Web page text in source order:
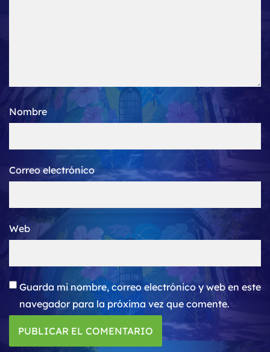
Nombre
Correo electrónico
Web
Guarda mi nombre, correo electrónico y web en este
navegador para la próxima vez que comente.